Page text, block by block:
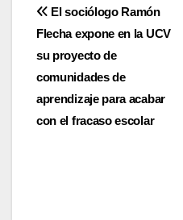
Navegación
de
entradas
El sociólogo Ramón
Flecha expone en la UCV
su proyecto de
comunidades de
aprendizaje para acabar
con el fracaso escolar